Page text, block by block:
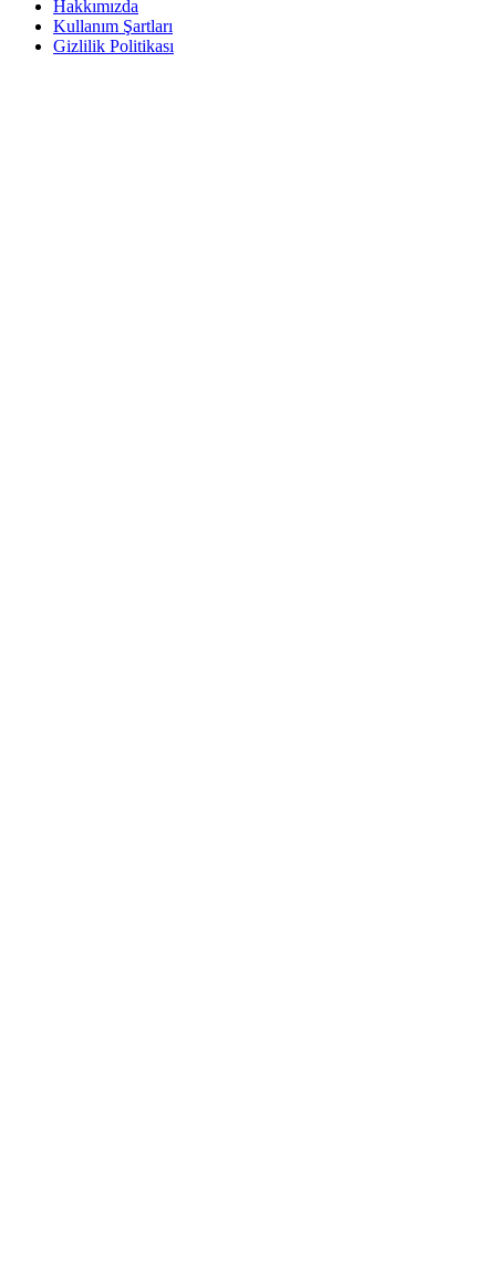
Hakkımızda
Kullanım Şartları
Gizlilik Politikası